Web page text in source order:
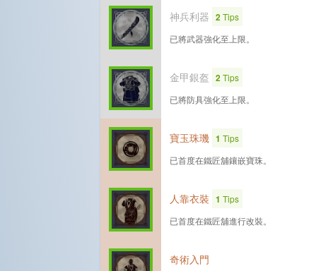
神兵利器 2Tips
已將武器強化至上限。
金甲銀盔 2Tips
已將防具強化至上限。
寶玉珠璣 1 Tips
已首度在鐵匠舖鑲嵌寶珠。
人靠衣裝 1 Tips
已首度在鐵匠舖進行改裝。
奇術入門